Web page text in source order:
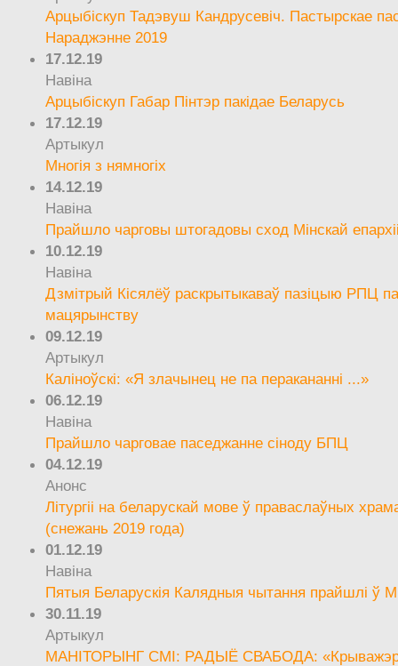
Арцыбіскуп Тадэвуш Кандрусевіч. Пастырскае
Нараджэнне 2019
17.12.19
Навіна
Арцыбіскуп Габар Пінтэр пакідае Беларусь
17.12.19
Артыкул
Многія з нямногіх
14.12.19
Навіна
Прайшло чарговы штогадовы сход Мінскай
10.12.19
Навіна
Дзмітрый Кісялёў раскрытыкаваў пазіцыю РПЦ
мацярынству
09.12.19
Артыкул
Каліноўскі: «Я злачынец не па перакананні ...»
06.12.19
Навіна
Прайшло чарговае паседжанне сіноду БПЦ
04.12.19
Анонс
Літургіі на беларускай мове ў праваслаўных
(снежань 2019 года)
01.12.19
Навіна
Пятыя Беларускія Калядныя чытання прайшлі ў
30.11.19
Артыкул
МАНІТОРЫНГ СМІ: РАДЫЁ СВАБОДА: